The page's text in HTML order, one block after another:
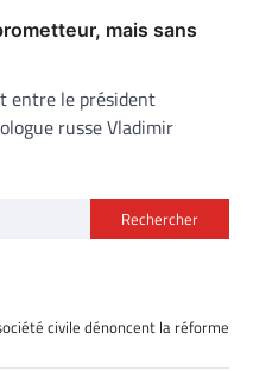
mais sans
entre le président
russe Vladimir
Rechercher
civile dénoncent la réforme